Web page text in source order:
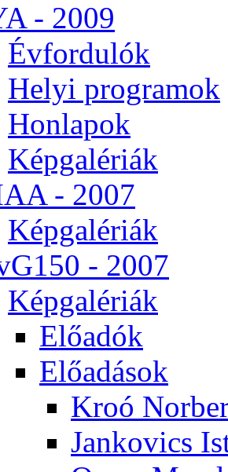
- 2009
Év­for­du­lók
He­lyi prog­ra­mok
Hon­la­pok
Kép­ga­lé­ri­ák
- 2007
Kép­ga­lé­ri­ák
- 2007
Kép­ga­lé­ri­ák
Elő­adók
Elő­adá­sok
Kroó
Jan­ko­vics